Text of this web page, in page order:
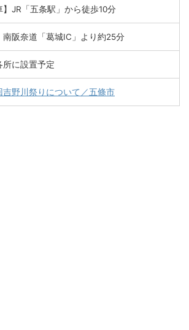
】JR「五条駅」から徒歩10分
南阪奈道「葛城IC」より約25分
所に設置予定
吉野川祭りについて／五條市